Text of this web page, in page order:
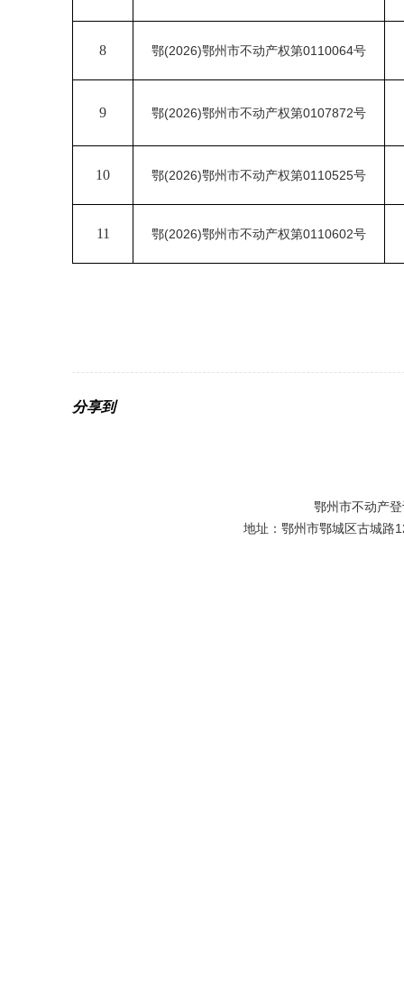
8 鄂(2026)鄂州市不动产权第0110064号
9 鄂(2026)鄂州市不动产权第0107872号
10 鄂(2026)鄂州市不动产权第0110525号
11 鄂(2026)鄂州市不动产权第0110602号
分享到
鄂州市不动产
地址：鄂州市鄂城区古城路